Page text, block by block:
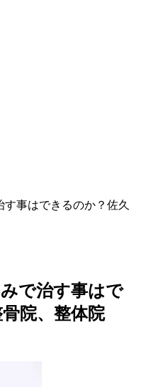
事はできるのか？佐久
で治す事はで
院、整体院